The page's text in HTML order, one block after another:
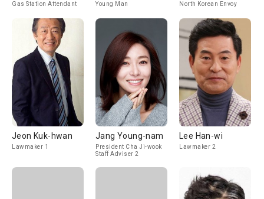
Gas Station Attendant Young Man North Korean Envoy
Jeon Kuk-hwan
Lawmaker 1
Jang Young-nam
President Cha Ji-wook
Staff Adviser 2
Lee Han-wi
Lawmaker 2